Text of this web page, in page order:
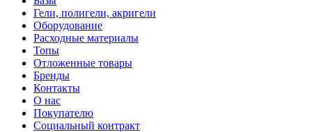
Гели, полигели, акригели
Оборудование
Расходные материалы
Топы
Отложенные товары
Бренды
Контакты
О нас
Покупателю
Социальный контракт